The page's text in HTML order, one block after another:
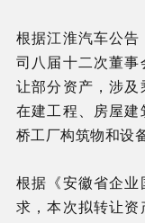
根据江淮汽车公告
司八届十二次董
让部分资产，涉及
在建工程、房屋
桥工厂构筑物和设
根据《安徽省企
求，本次拟转让资